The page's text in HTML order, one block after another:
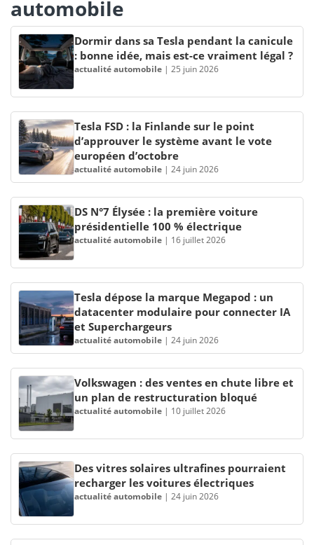
automobile
Dormir dans sa Tesla pendant la canicule
: bonne idée, mais est-ce vraiment légal ?
actualité automobile | 25 juin 2026
Tesla FSD : la Finlande sur le point
d’approuver le système avant le vote
européen d’octobre
actualité automobile | 24 juin 2026
DS N°7 Élysée : la première voiture
présidentielle 100 % électrique
actualité automobile | 16 juillet 2026
Tesla dépose la marque Megapod : un
datacenter modulaire pour connecter IA
et Superchargeurs
actualité automobile | 24 juin 2026
Volkswagen : des ventes en chute libre et
un plan de restructuration bloqué
actualité automobile | 10 juillet 2026
Des vitres solaires ultrafines pourraient
recharger les voitures électriques
actualité automobile | 24 juin 2026